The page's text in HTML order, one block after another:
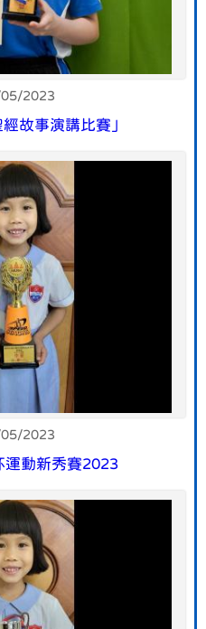
2023
故事演講比賽」
2023
運動新秀賽2023